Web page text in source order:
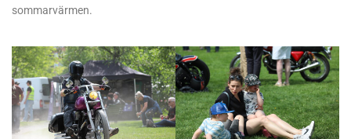
sommarvärmen.